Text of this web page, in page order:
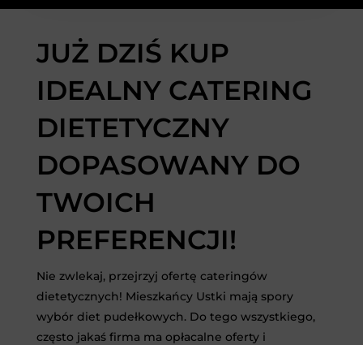
JUŻ DZIŚ KUP
IDEALNY CATERING
DIETETYCZNY
DOPASOWANY DO
TWOICH
PREFERENCJI!
Nie zwlekaj, przejrzyj ofertę cateringów
dietetycznych! Mieszkańcy Ustki mają spory
wybór diet pudełkowych. Do tego wszystkiego,
często jakaś firma ma opłacalne oferty i